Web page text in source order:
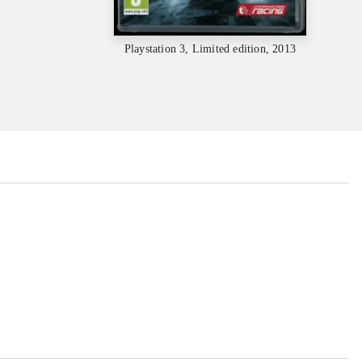
Playstation 3, Limited edition, 2013